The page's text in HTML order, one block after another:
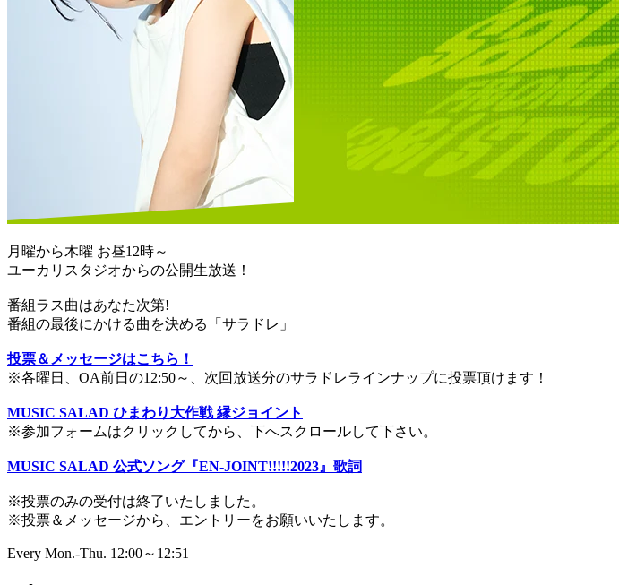
月曜から木曜 お昼12時～
ユーカリスタジオからの公開生放送！
番組ラス曲はあなた次第!
番組の最後にかける曲を決める「サラドレ」
投票＆メッセージはこちら！
※各曜日、OA前日の12:50～、次回放送分のサラドレラインナップに投票頂けます！
MUSIC SALAD ひまわり大作戦 縁ジョイント
※参加フォームはクリックしてから、下へスクロールして下さい。
MUSIC SALAD 公式ソング『EN-JOINT!!!!!2023』歌詞
※投票のみの受付は終了いたしました。
※投票＆メッセージから、エントリーをお願いいたします。
Every Mon.-Thu. 12:00～12:51